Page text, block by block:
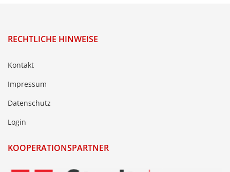
RECHTLICHE HINWEISE
Kontakt
Impressum
Datenschutz
Login
KOOPERATIONSPARTNER